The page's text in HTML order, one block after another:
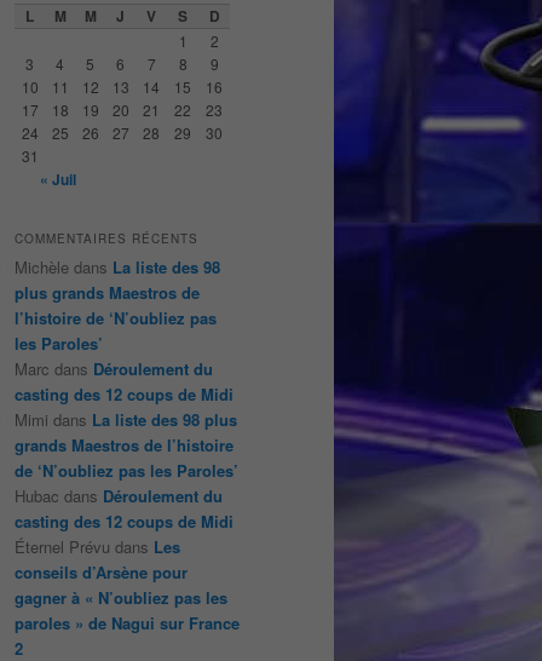
L M M J V S D
1
2
3
4 5 6 7 8
9
10
11 12 13 14 15
16
17
18 19 20 21 22
23
24
25 26 27 28 29
30
31
« Juil
COMMENTAIRES RÉCENTS
Michèle dans La liste des 98
plus grands Maestros de
l’histoire de ‘N’oubliez pas
les Paroles’
Marc dans Déroulement du
casting des 12 coups de Midi
Mimi dans La liste des 98 plus
grands Maestros de l’histoire
de ‘N’oubliez pas les Paroles’
Hubac dans Déroulement du
casting des 12 coups de Midi
Éternel Prévu dans Les
conseils d’Arsène pour
gagner à « N’oubliez pas les
paroles » de Nagui sur France
2